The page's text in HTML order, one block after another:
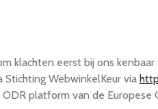
klachten eerst bij ons
WebwinkelKeur via
platform van de